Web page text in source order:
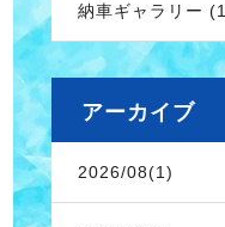
納車ギャラリー
アーカイブ
2026/08(1)